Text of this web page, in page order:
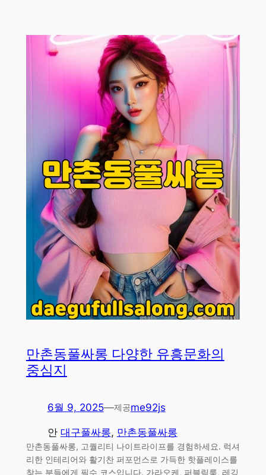
만촌동풀싸롱 다양한 유흥문화의
중심지
6월 9, 2025—제공me92js
안 대구풀싸롱, 만촌동풀싸롱
만촌동풀싸롱, 고퀄리티 나이트라이프를 경험하세요. 럭셔
리한 인테리어와 활기찬 퍼포먼스로 가득한 핫플레이스를
찾는 분들에게 필수 코스입니다. 가라오케, 퍼블릭룸, 레깅